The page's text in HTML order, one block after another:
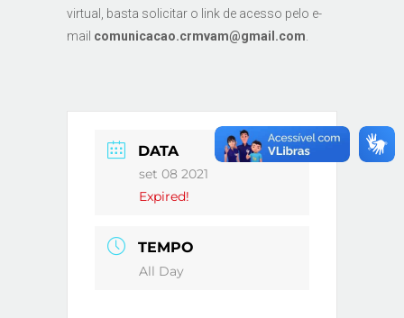
virtual, basta solicitar o link de acesso pelo e-
mail comunicacao.crmvam@gmail.com
DATA
set 08 2021
Expired!
TEMPO
All Day